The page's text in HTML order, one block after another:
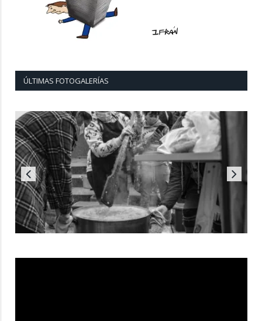
ÚLTIMAS FOTOGALERÍAS